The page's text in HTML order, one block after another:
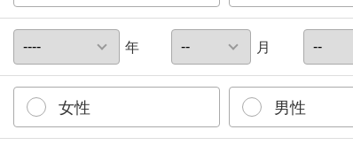
年 月
女性 男性